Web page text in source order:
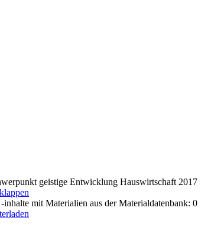
geistige Entwicklung Hauswirtschaft 2017
mit Materialien aus der Materialdatenbank: 0